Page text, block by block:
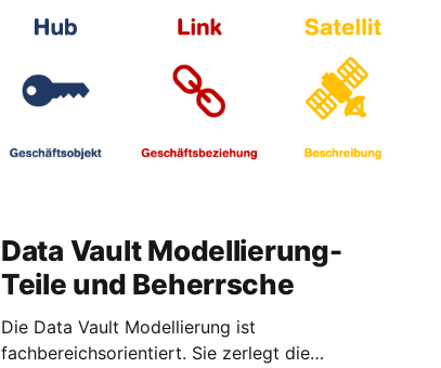
Data Vault Modellierung-
Teile und Beherrsche
Die Data Vault Modellierung ist
fachbereichsorientiert. Sie zerlegt die